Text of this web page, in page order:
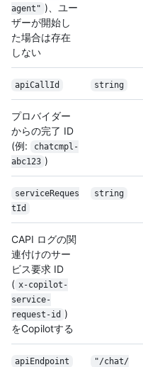
agent" )、ユー
ザーが開始し
た場合は存在
しない
apiCallId string
プロバイダー
からの完了 ID
(例:
chatcmpl-
abc123 )
serviceReques
tId
string
CAPI ログの関
連付けのサー
ビス要求 ID
( x-copilot-
service-
request-id )
をCopilotする
apiEndpoint "/chat/